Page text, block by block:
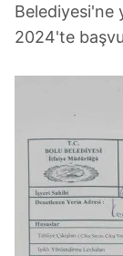
Belediyesi'ne
2024'te